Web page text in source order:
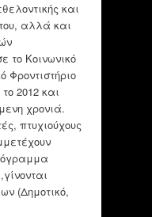
και
αλλά και
το Κοινωνικό
Φροντιστήριο
2012 και
χρονιά.
πτυχιούχους
(Δημοτικό,